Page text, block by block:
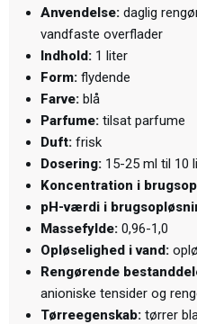
Anvendelse: daglig
vandfaste overflader
Indhold: 1 liter
Form: flydende
Farve: blå
Parfume: tilsat parfume
Duft: frisk
Dosering: 15-25 ml til 10
Koncentration i
pH-værdi i
Massefylde: 0,96-1,0
Opløselighed i vand:
Rengørende
anioniske tensider og
Tørreegenskab: tørrer